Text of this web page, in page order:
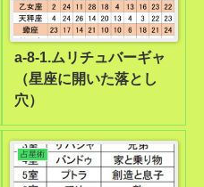
a-8-1.ムリチュバーギャ
（星座に開いた落とし
穴）
占星術